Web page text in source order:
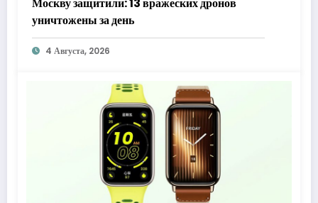
Москву защитили: 13 вражеских дронов
уничтожены за день
4 Августа, 2026